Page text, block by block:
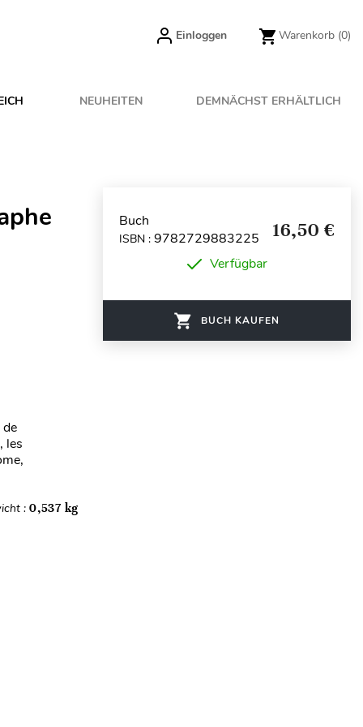
Einloggen Warenkorb (0)
NEUHEITEN DEMNÄCHST ERHÄLTLICH
de
les
:0,537 kg
Buch
ISBN : 9782729883225 16,50 €
Verfügbar
BUCH KAUFEN